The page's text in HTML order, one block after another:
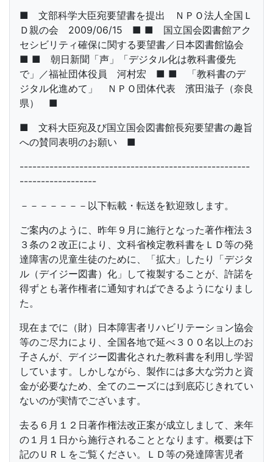
■ 文部科学大臣宛要望書を提出 ＮＰＯ法人全国Ｌ
Ｄ親の会 2009/06/15 ■ ■ 国立国会図書館アク
セシビリティ確保に関する要望書／日本図書館協会
■ ■ 朝日新聞「声」「デジタル化は教科書優先
で」／福祉団体役員 河村宏 ■ ■ 「教科書のデ
ジタル化進めて」 ＮＰＯ団体代表 濱田滋子（奈良
県） ■
■ 文科大臣宛及び国立国会図書館長宛要望書の趣旨
への賛同表明のお願い ■
------------------------------------------------------
------------------
－－－－－－－以下転載・転送を歓迎致します。
ご案内のように、昨年９月に施行となった著作権法３
３条の２改正により、文科省検定教科書をＬＤ等の発
達障害の児童生徒のために、「拡大」したり「デジタ
ル（デイジー図書）化」して複製することが、許諾を
得ずとも著作権者に通知すればできるようになりまし
た。
現在までに（財）日本障害者リハビリテーション協会
等のご尽力により、全国各地で延べ３００名以上のお
子さんが、デイジー図書化された教科書を利用し学習
しています。しかしながら、製作には多大な労力と資
金が必要なため、全てのニーズには到底応じきれてい
ないのが実情でございます。
去る６月１２日著作権法改正案が成立しまして、来年
の１月１日から施行されることとなります。概要は下
記のＵＲＬをご覧ください。ＬＤ等の発達障害児者